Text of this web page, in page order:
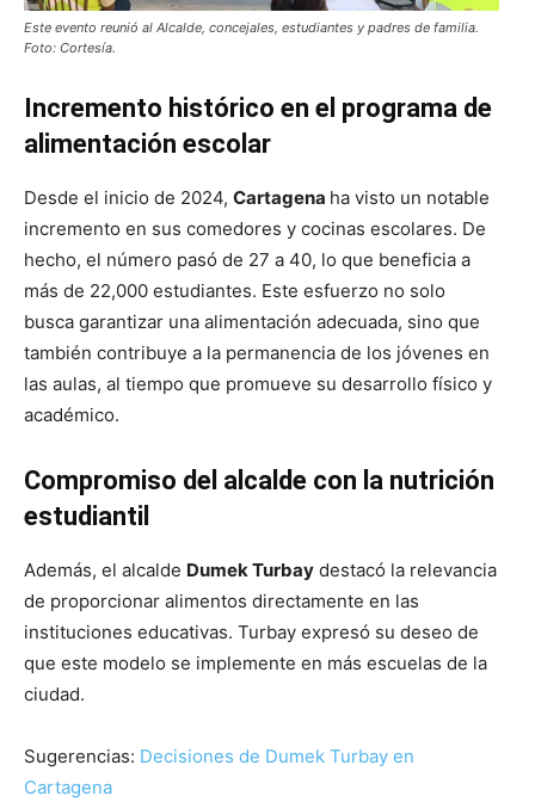
Este evento reunió al Alcalde, concejales, estudiantes y padres de familia.
Foto: Cortesía.
Incremento histórico en el programa de
alimentación escolar
Desde el inicio de 2024, Cartagena ha visto un notable
incremento en sus comedores y cocinas escolares. De
hecho, el número pasó de 27 a 40, lo que beneficia a
más de 22,000 estudiantes. Este esfuerzo no solo
busca garantizar una alimentación adecuada, sino que
también contribuye a la permanencia de los jóvenes en
las aulas, al tiempo que promueve su desarrollo físico y
académico.
Compromiso del alcalde con la nutrición
estudiantil
Además, el alcalde Dumek Turbay destacó la relevancia
de proporcionar alimentos directamente en las
instituciones educativas. Turbay expresó su deseo de
que este modelo se implemente en más escuelas de la
ciudad.
Sugerencias: Decisiones de Dumek Turbay en
Cartagena